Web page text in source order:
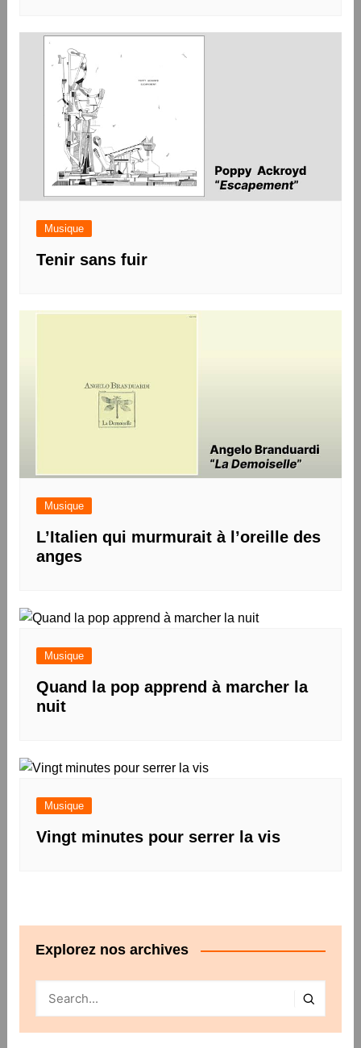
Musique
Tenir sans fuir
Musique
L’Italien qui murmurait à l’oreille des
anges
Musique
Quand la pop apprend à marcher la
nuit
Musique
Vingt minutes pour serrer la vis
Explorez nos archives